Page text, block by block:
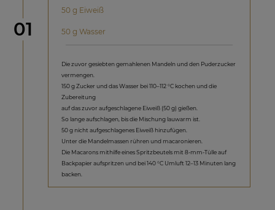
Schritt
01
50 g Eiweiß
50 g Wasser
Die zuvor gesiebten gemahlenen Mandeln und den Puderzucker
vermengen.
150 g Zucker und das Wasser bei 110–112 °C kochen und die
Zubereitung
auf das zuvor aufgeschlagene Eiweiß (50 g) gießen.
So lange aufschlagen, bis die Mischung lauwarm ist.
50 g nicht aufgeschlagenes Eiweiß hinzufügen.
Unter die Mandelmassen rühren und macaronieren.
Die Macarons mithilfe eines Spritzbeutels mit 8-mm-Tülle auf
Backpapier aufspritzen und bei 140 °C Umluft 12–13 Minuten lang
backen.